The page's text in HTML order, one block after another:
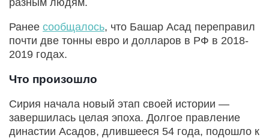
Ранее сообщалось, что Башар Асад переправил
почти две тонны евро и долларов в РФ в 2018-
2019 годах.
Что произошло
Сирия начала новый этап своей истории —
завершилась целая эпоха. Долгое правление
династии Асадов, длившееся 54 года, подошло к